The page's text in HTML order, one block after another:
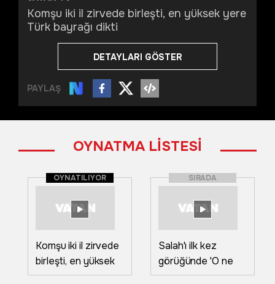
Komşu iki il zirvede birleşti, en yüksek yere
Türk bayrağı dikti
DETAYLARI GÖSTER
PAYLAŞ
OYNATMA LİSTESİ
OYNATILIYOR
Komşu iki il zirvede
birleşti, en yüksek
yere Türk bayrağı
SIRADA
Salah'ı ilk kez
görüğünde 'O ne
bilama bişe' diyen